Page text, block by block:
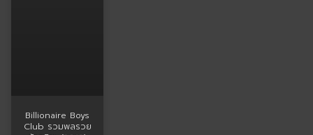
Billionaire Boys
Club รวมพลรวย